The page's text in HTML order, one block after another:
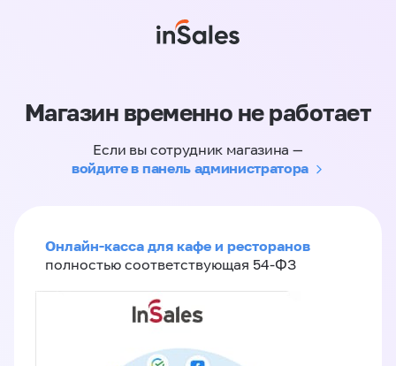
Магазин временно не работает
Если вы сотрудник магазина —
войдите в панель администратора
Онлайн-касса для кафе и ресторанов
полностью соответствующая 54-ФЗ